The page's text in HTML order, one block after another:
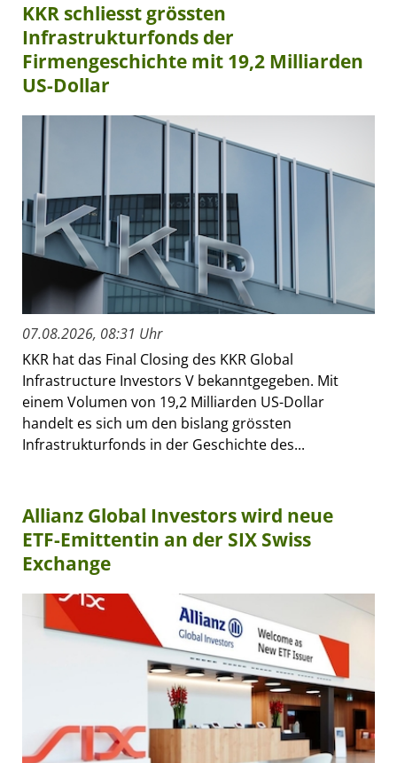
KKR schliesst grössten
Infrastrukturfonds der
Firmengeschichte mit 19,2 Milliarden
US-Dollar
07.08.2026, 08:31 Uhr
KKR hat das Final Closing des KKR Global
Infrastructure Investors V bekanntgegeben. Mit
einem Volumen von 19,2 Milliarden US-Dollar
handelt es sich um den bislang grössten
Infrastrukturfonds in der Geschichte des...
Allianz Global Investors wird neue
ETF-Emittentin an der SIX Swiss
Exchange